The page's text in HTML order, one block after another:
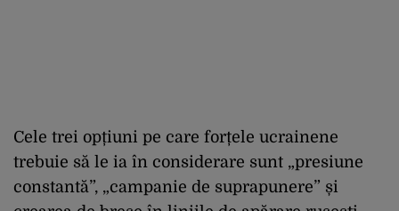
Cele trei opțiuni pe care forțele ucrainene
trebuie să le ia în considerare sunt „presiune
constantă”, „campanie de suprapunere” și